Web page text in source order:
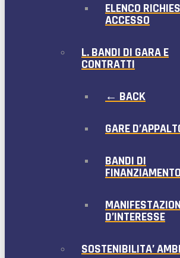
ELENCO
ACCESSO
L. BANDI DI GARA E
CONTRATTI
← BACK
GARE
BANDI DI
FINANZIAMENTO
D’INTERESSE
SOSTENIBILITA’